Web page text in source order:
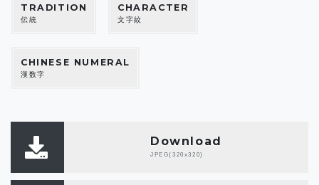
TRADITION
伝統
CHARACTER
文字紋
CHINESE NUMERAL
漢数字
Download
JPEG(320x320)